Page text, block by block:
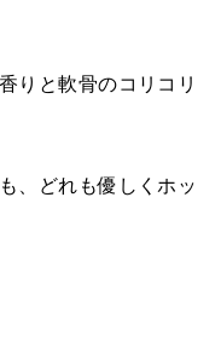
りと軟骨のコリコリ
、どれも優しくホッ